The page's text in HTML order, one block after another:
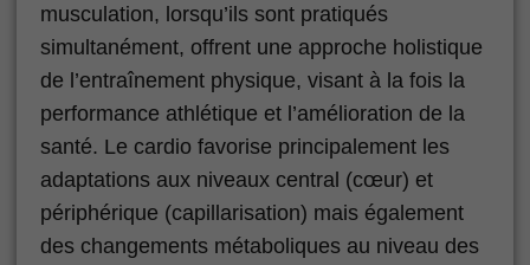
musculation, lorsqu’ils sont pratiqués
simultanément, offrent une approche holistique
de l’entraînement physique, visant à la fois la
performance athlétique et l’amélioration de la
santé. Le cardio favorise principalement les
adaptations aux niveaux central (cœur) et
périphérique (capillarisation) mais également
des changements métaboliques au niveau des